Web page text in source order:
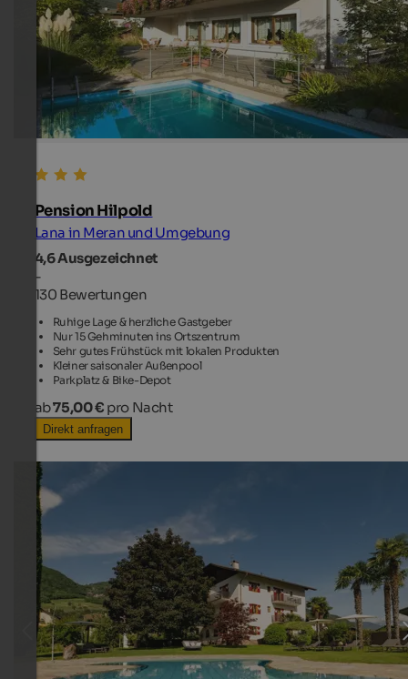
Pension Hilpold
Lana in Meran und Umgebung
4,6Ausgezeichnet
-
130 Bewertungen
Ruhige Lage & herzliche Gastgeber
Nur 15 Gehminuten ins Ortszentrum
Sehr gutes Frühstück mit lokalen Produkten
Kleiner saisonaler Außenpool
Parkplatz & Bike-Depot
ab75,00 € pro Nacht
Direkt anfragen